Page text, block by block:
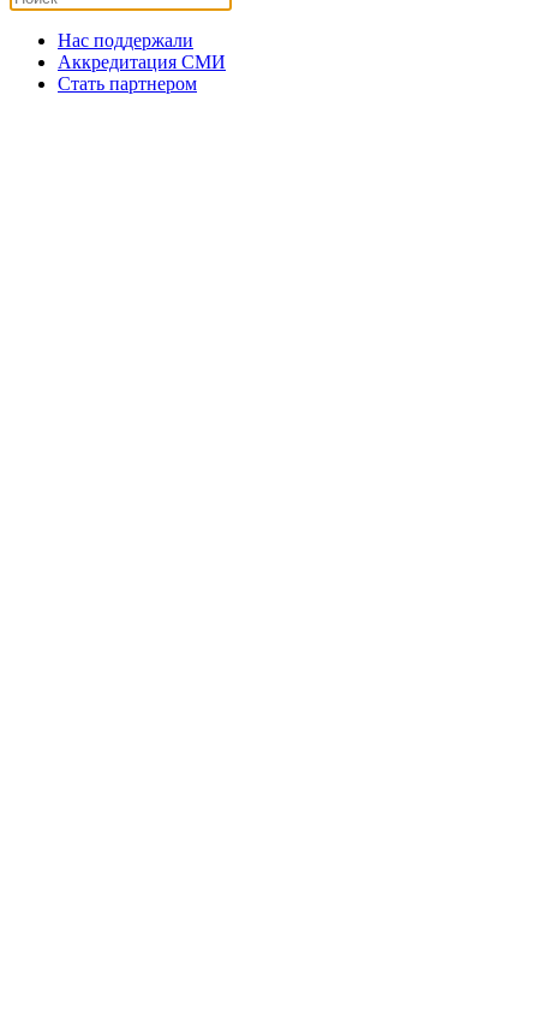
Нас поддержали
Аккредитация СМИ
Стать партнером